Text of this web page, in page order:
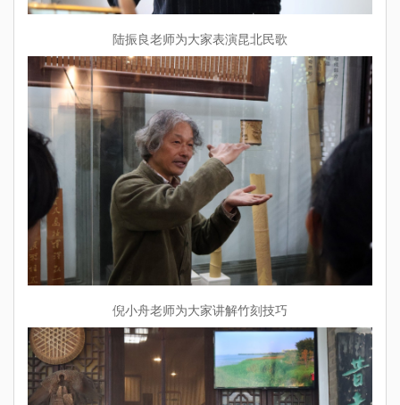
陆振良老师为大家表演昆北民歌
倪小舟老师为大家讲解竹刻技巧